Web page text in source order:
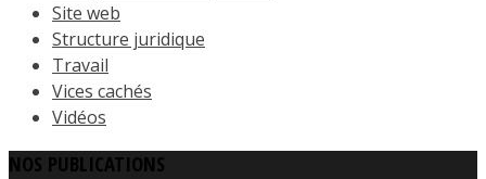
Site web
Structure juridique
Travail
Vices cachés
Vidéos
NOS PUBLICATIONS